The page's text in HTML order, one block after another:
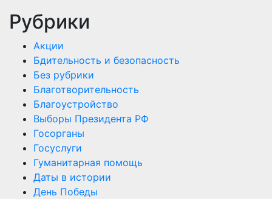
Рубрики
Акции
Бдительность и безопасность
Без рубрики
Благотворительность
Благоустройство
Выборы Президента РФ
Госорганы
Госуслуги
Гуманитарная помощь
Даты в истории
День Победы